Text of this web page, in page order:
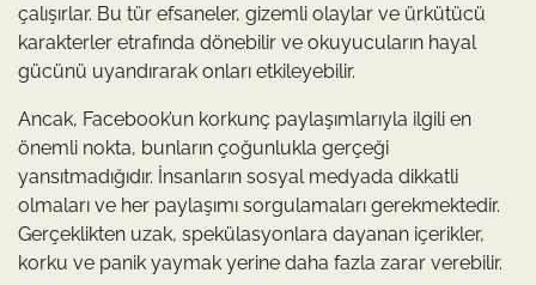
çalışırlar. Bu tür efsaneler, gizemli olaylar ve ürkütücü
karakterler etrafında dönebilir ve okuyucuların hayal
gücünü uyandırarak onları etkileyebilir.
Ancak, Facebook’un korkunç paylaşımlarıyla ilgili en
önemli nokta, bunların çoğunlukla gerçeği
yansıtmadığıdır. İnsanların sosyal medyada dikkatli
olmaları ve her paylaşımı sorgulamaları gerekmektedir.
Gerçeklikten uzak, spekülasyonlara dayanan içerikler,
korku ve panik yaymak yerine daha fazla zarar verebilir.